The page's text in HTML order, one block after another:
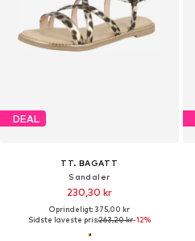
DEAL
TT. BAGATT
Sandaler
230,30 kr
Oprindeligt: 375,00 kr
Sidste laveste pris:263,20 kr-12%